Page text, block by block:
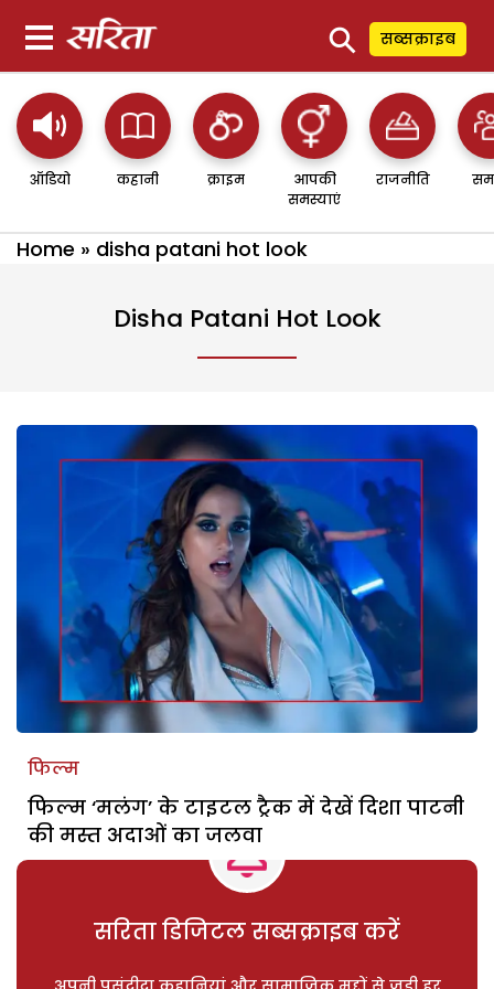
⚲ सब्सक्राइब
ऑडियो कहानी क्राइम
आपकी
समस्याएं
राजनीति
Home » disha patani hot look
Disha Patani Hot Look
फिल्म
फिल्म ‘मलंग’ के टाइटल ट्रैक में देखें दिशा पाटनी
की मस्त अदाओं का जलवा
सरिता डिजिटल सब्सक्राइब करें